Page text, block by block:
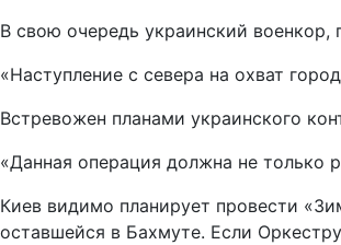
В свою очередь украинский военкор,
«Наступление с севера на охват
Встревожен планами украинского
«Данная операция должна не только
Киев видимо планирует провести
оставшейся в Бахмуте. Если